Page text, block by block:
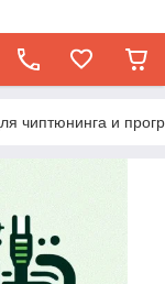
чиптюнинга и